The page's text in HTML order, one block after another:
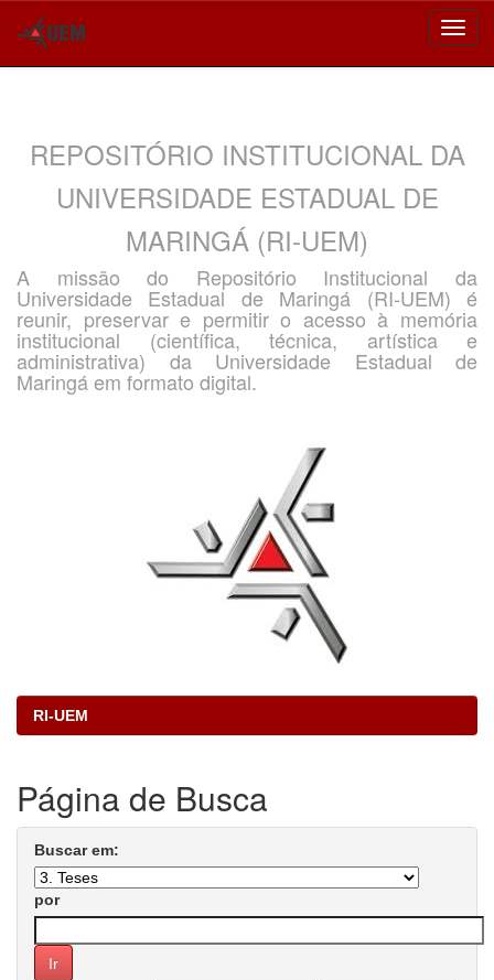
REPOSITÓRIO INSTITUCIONAL DA
UNIVERSIDADE ESTADUAL DE
MARINGÁ (RI-UEM)
A missão do Repositório Institucional da
Universidade Estadual de Maringá (RI-UEM) é
reunir, preservar e permitir o acesso à memória
institucional (científica, técnica, artística e
administrativa) da Universidade Estadual de
Maringá em formato digital.
RI-UEM
Página de Busca
Buscar em:
por